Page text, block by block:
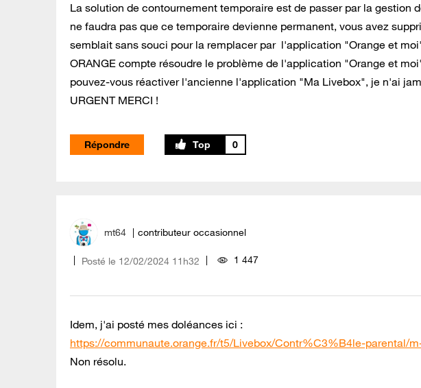
La solution de contournement temporaire est de passer par la gestion
ne faudra pas que ce temporaire devienne permanent, vous avez
semblait sans souci pour la remplacer par l'application "Orange et
ORANGE compte résoudre le problème de l'application "Orange et
pouvez-vous réactiver l'ancienne l'application "Ma Livebox", je n'ai
URGENT MERCI !
Répondre 0
mt64 contributeur occasionnel
Posté le ‎12/02/2024 11h32 1 447
Idem, j'ai posté mes doléances ici :
https://communaute.orange.fr/t5/Livebox/Contr%C3%B4le-parental/
Non résolu.